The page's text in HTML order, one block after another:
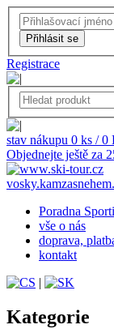
Registrace
stav nákupu 0 ks / 0
Objednejte ještě za
Poradna
vše o nás
doprava,
kontakt
|
Kategorie